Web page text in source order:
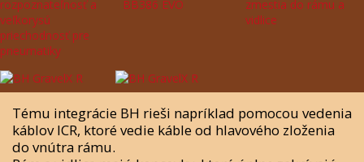
Tému integrácie BH rieši napríklad pomocou vedenia
káblov ICR, ktoré vedie káble od hlavového zloženia
do vnútra rámu.